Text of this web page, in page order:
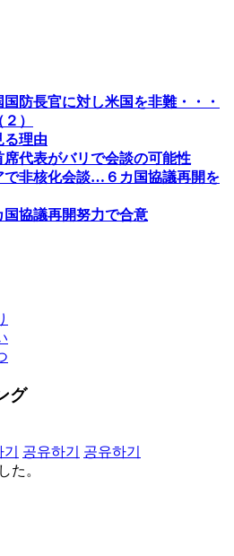
防長官に対し米国を非難・・・
）
る理由
代表がバリで会談の可能性
で非核化会談…６カ国協議再開を
協議再開努力で合意
グ
공유하기
공유하기
た。